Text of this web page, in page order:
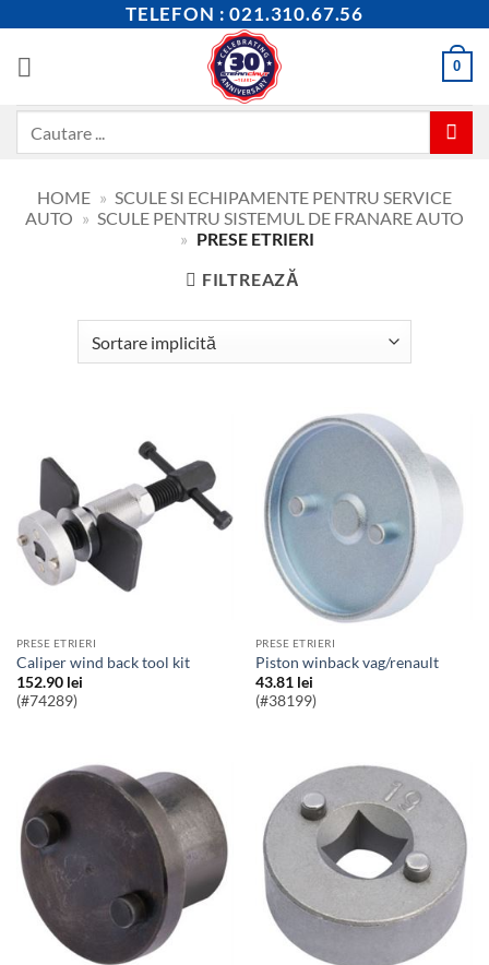
content
TELEFON : 021.310.67.56
0
HOME » SCULE SI ECHIPAMENTE PENTRU SERVICE
AUTO » SCULE PENTRU SISTEMUL DE FRANARE AUTO
» PRESE ETRIERI
FILTREAZĂ
PRESE ETRIERI
caliper wind back tool kit
152.90 lei
(#74289)
PRESE ETRIERI
piston winback vag/renault
43.81 lei
(#38199)